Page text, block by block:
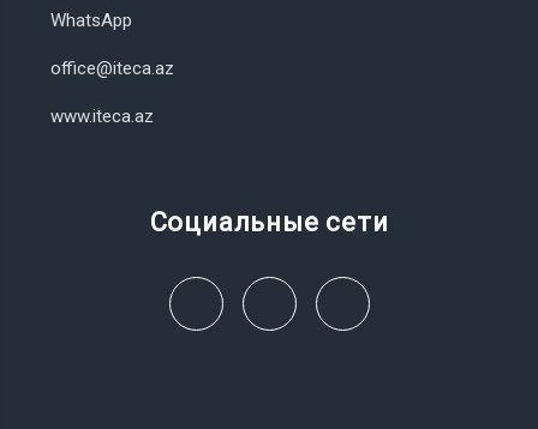
WhatsApp
office@iteca.az
www.iteca.az
Социальные сети